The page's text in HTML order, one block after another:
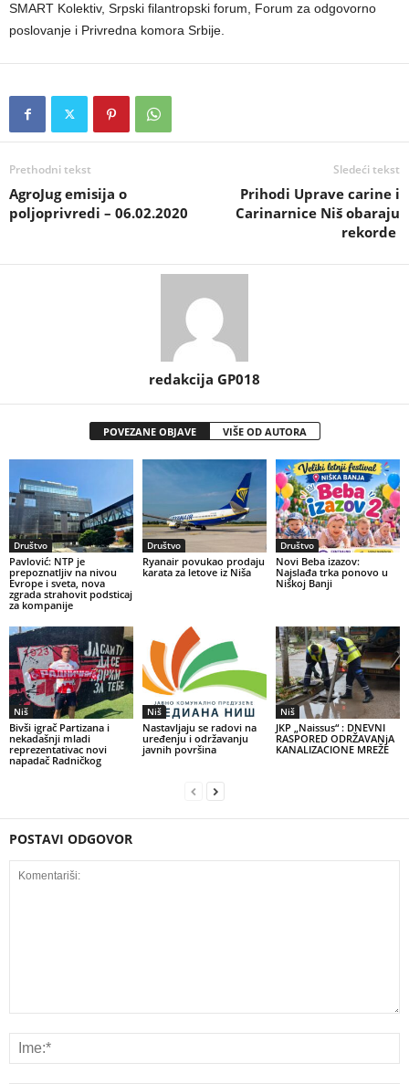
SMART Kolektiv, Srpski filantropski forum, Forum za odgovorno
poslovanje i Privredna komora Srbije.
Prethodni tekst
AgroJug emisija o
poljoprivredi – 06.02.2020
Sledeći tekst
Prihodi Uprave carine i
Carinarnice Niš obaraju
rekorde
redakcija GP018
POVEZANE OBJAVE VIŠE OD AUTORA
Društvo
Pavlović: NTP je
prepoznatljiv na nivou
Evrope i sveta, nova
zgrada strahovit podsticaj
za kompanije
Društvo
Ryanair povukao prodaju
karata za letove iz Niša
Društvo
Novi Beba izazov:
Najslađa trka ponovo u
Niškoj Banji
Niš
Bivši igrač Partizana i
nekadašnji mladi
reprezentativac novi
napadač Radničkog
Niš
Nastavljaju se radovi na
uređenju i održavanju
javnih površina
Niš
JKP „Naissus“ : DNEVNI
RASPORED ODRŽAVANjA
KANALIZACIONE MREŽE
POSTAVI ODGOVOR